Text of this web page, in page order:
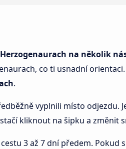
na několik
co ti usnadní
.
vyplnili místo odjezdu.
kliknout na šipku a změnit
3 až 7 dní předem.